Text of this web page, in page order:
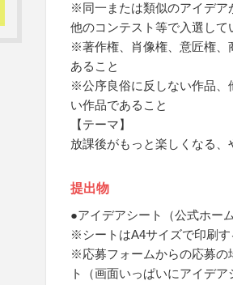
※同一または類似のアイデア
他のコンテスト等で入選して
※著作権、肖像権、意匠権、
あること
※公序良俗に反しない作品、
い作品であること
【テーマ】
放課後がもっと楽しくなる
提出物
●アイデアシート（公式ホー
※シートはA4サイズで印刷す
※応募フォームからの応募の
ト（画面いっぱいにアイデ